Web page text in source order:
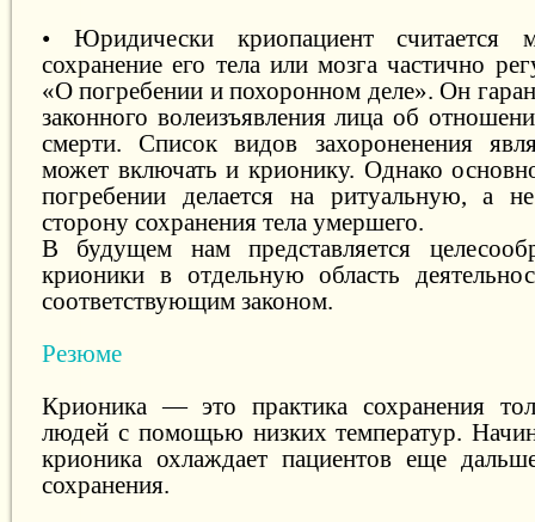
• Юридически криопациент считается
сохранение его тела или мозга частично
«О погребении и похоронном деле». Он
законного волеизъявления лица об
смерти. Список видов захороненения
может включать и крионику. Однако
погребении делается на ритуальную, а
сторону сохранения тела умершего.
В будущем нам представляется
крионики в отдельную область
соответствующим законом.
Резюме
Крионика — это практика сохранения
людей с помощью низких температур.
крионика охлаждает пациентов еще
сохранения.